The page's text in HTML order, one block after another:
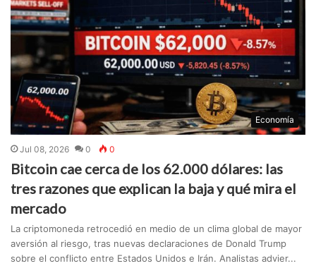
Economía
Jul 08, 2026 0 0
Bitcoin cae cerca de los 62.000 dólares: las
tres razones que explican la baja y qué mira el
mercado
La criptomoneda retrocedió en medio de un clima global de mayor
aversión al riesgo, tras nuevas declaraciones de Donald Trump
sobre el conflicto entre Estados Unidos e Irán. Analistas advier...